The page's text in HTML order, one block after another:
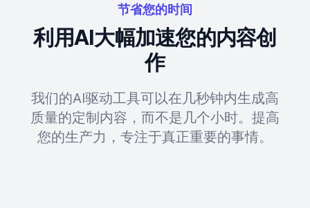
节省您的时间
利用AI大幅加速您的内容创
作
我们的AI驱动工具可以在几秒钟内生成高
质量的定制内容，而不是几个小时。提高
您的生产力，专注于真正重要的事情。